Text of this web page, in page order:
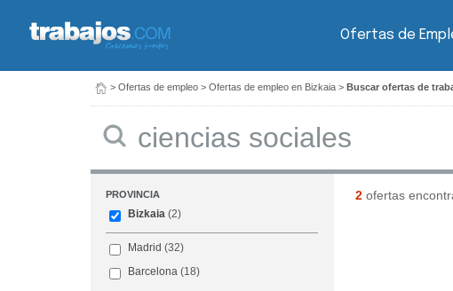
Ofertas de
> Ofertas de empleo > Ofertas de empleo en Bizkaia > Buscar ofertas de
PROVINCIA
Bizkaia (2)
Madrid (32)
Barcelona (18)
2ofertas